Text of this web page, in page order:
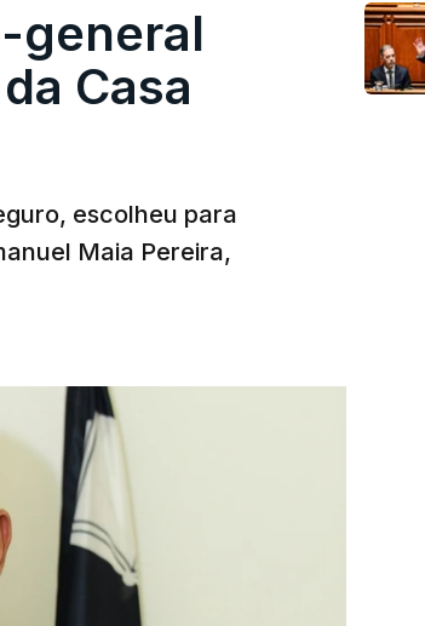
general
Casa
escolheu para
Maia Pereira,